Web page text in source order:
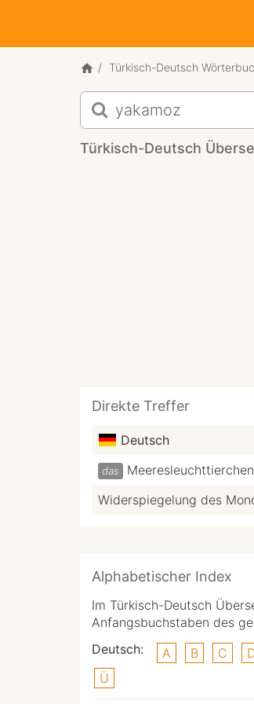
Türkisch-Deutsch
Türkisch-
Deutsch
Übersetzung
für
Türkisch-Deutsch
Direkte Treffer
Deutsch
das Meeresleuchttierchen
Widerspiegelung des
Alphabetischer Index
Im Türkisch-Deutsch
Anfangsbuchstaben des
Deutsch:
A B C
Ü